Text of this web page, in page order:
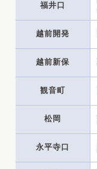
福井口
越前開発
越前新保
観音町
松岡
永平寺口